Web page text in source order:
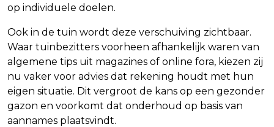
op individuele doelen.
Ook in de tuin wordt deze verschuiving zichtbaar.
Waar tuinbezitters voorheen afhankelijk waren van
algemene tips uit magazines of online fora, kiezen zij
nu vaker voor advies dat rekening houdt met hun
eigen situatie. Dit vergroot de kans op een gezonder
gazon en voorkomt dat onderhoud op basis van
aannames plaatsvindt.